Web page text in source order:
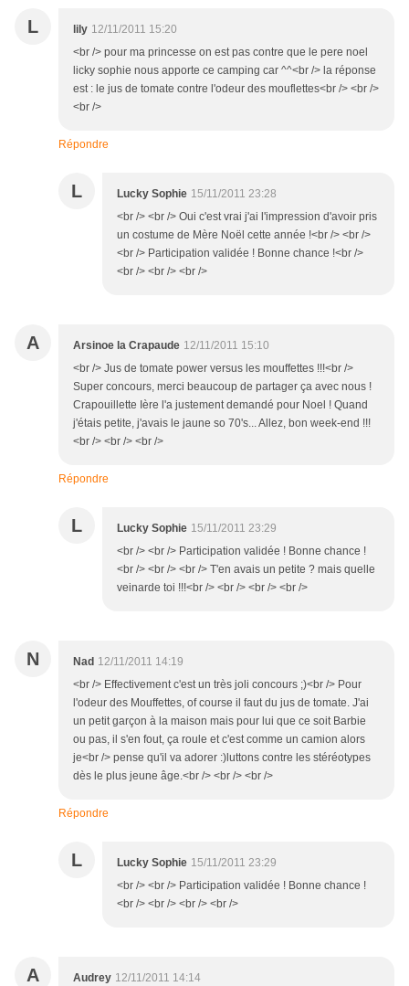
L lily 12/11/2011 15:20
<br /> pour ma princesse on est pas contre que le pere noel
licky sophie nous apporte ce camping car ^^<br /> la réponse
est : le jus de tomate contre l'odeur des mouflettes<br /> <br />
<br />
Répondre
L Lucky Sophie 15/11/2011 23:28
<br /> <br /> Oui c'est vrai j'ai l'impression d'avoir pris
un costume de Mère Noël cette année !<br /> <br />
<br /> Participation validée ! Bonne chance !<br />
<br /> <br /> <br />
A Arsinoe la Crapaude 12/11/2011 15:10
<br /> Jus de tomate power versus les mouffettes !!!<br />
Super concours, merci beaucoup de partager ça avec nous !
Crapouillette Ière l'a justement demandé pour Noel ! Quand
j'étais petite, j'avais le jaune so 70's... Allez, bon week-end !!!
<br /> <br /> <br />
Répondre
L Lucky Sophie 15/11/2011 23:29
<br /> <br /> Participation validée ! Bonne chance !
<br /> <br /> <br /> T'en avais un petite ? mais quelle
veinarde toi !!!<br /> <br /> <br /> <br />
N Nad 12/11/2011 14:19
<br /> Effectivement c'est un très joli concours ;)<br /> Pour
l'odeur des Mouffettes, of course il faut du jus de tomate. J'ai
un petit garçon à la maison mais pour lui que ce soit Barbie
ou pas, il s'en fout, ça roule et c'est comme un camion alors
je<br /> pense qu'il va adorer :)luttons contre les stéréotypes
dès le plus jeune âge.<br /> <br /> <br />
Répondre
L Lucky Sophie 15/11/2011 23:29
<br /> <br /> Participation validée ! Bonne chance !
<br /> <br /> <br /> <br />
A Audrey 12/11/2011 14:14